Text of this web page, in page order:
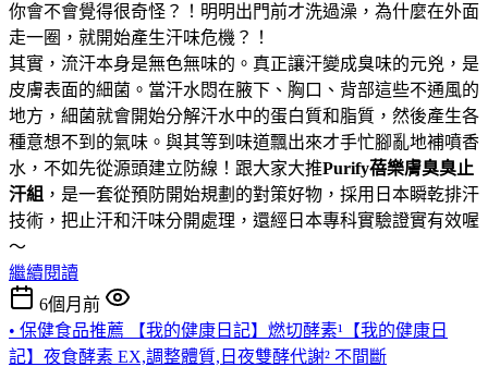
你會不會覺得很奇怪？！明明出門前才洗過澡，為什麼在外面
走一圈，就開始產生汗味危機？！
其實，流汗本身是無色無味的。真正讓汗變成臭味的元兇，是
皮膚表面的細菌。當汗水悶在腋下、胸口、背部這些不通風的
地方，細菌就會開始分解汗水中的蛋白質和脂質，然後產生各
種意想不到的氣味。與其等到味道飄出來才手忙腳亂地補噴香
水，不如先從源頭建立防線！跟大家大推Purify蓓樂膚臭臭止
汗組 ，是一套從預防開始規劃的對策好物，採用日本瞬乾排汗
技術，把止汗和汗味分開處理，還經日本專科實驗證實有效喔
～
繼續閱讀
6個月前
• 保健食品推薦 【我的健康日記】燃切酵素¹【我的健康日
記】夜食酵素 EX,調整體質,日夜雙酵代謝² 不間斷